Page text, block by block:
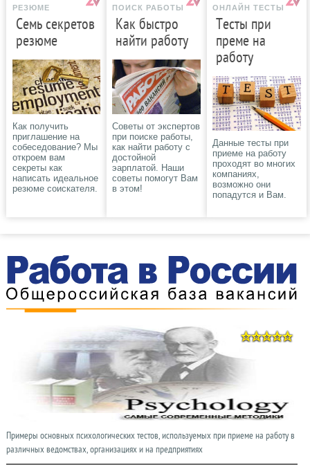
РЕЗЮМЕ
Семь секретов
резюме
Как получить
приглашение на
собеседование? Мы
откроем вам
секреты как
написать идеальное
резюме соискателя.
ПОИСК РАБОТЫ
Как быстро
найти работу
Советы от экспертов
при поиске работы,
как найти работу с
достойной
эарплатой. Наши
советы помогут Вам
в этом!
ОНЛАЙН ТЕСТЫ
Тесты при
преме на
работу
Данные тесты при
приеме на работу
проходят во многих
компаниях,
возможно они
попадутся и Вам.
Примеры основных психологических тестов, используемых при приеме на работу в
различных ведомствах, организациях и на предприятиях